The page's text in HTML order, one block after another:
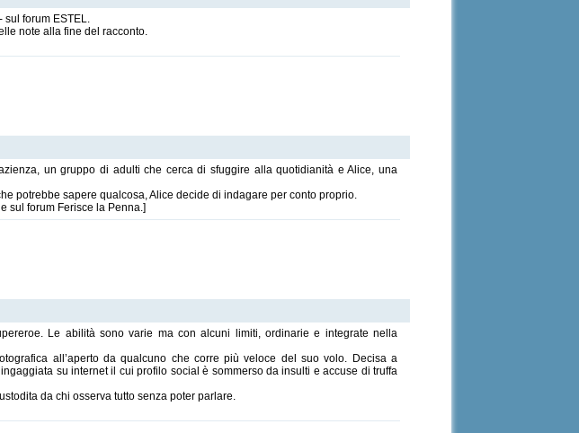
sul forum ESTEL.
note alla fine del racconto.
un gruppo di adulti che cerca di sfuggire alla quotidianità e Alice, una
potrebbe sapere qualcosa, Alice decide di indagare per conto proprio.
sul forum Ferisce la Penna.]
Le abilità sono varie ma con alcuni limiti, ordinarie e integrate nella
all’aperto da qualcuno che corre più veloce del suo volo. Decisa a
su internet il cui profilo social è sommerso da insulti e accuse di truffa
da chi osserva tutto senza poter parlare.